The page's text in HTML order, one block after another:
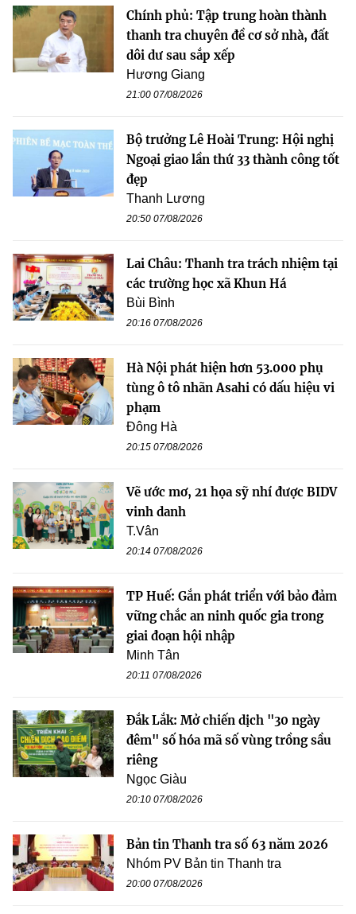
Chính phủ: Tập trung hoàn thành
thanh tra chuyên đề cơ sở nhà, đất
dôi dư sau sắp xếp
Hương Giang
21:00 07/08/2026
Bộ trưởng Lê Hoài Trung: Hội nghị
Ngoại giao lần thứ 33 thành công tốt
đẹp
Thanh Lương
20:50 07/08/2026
Lai Châu: Thanh tra trách nhiệm tại
các trường học xã Khun Há
Bùi Bình
20:16 07/08/2026
Hà Nội phát hiện hơn 53.000 phụ
tùng ô tô nhãn Asahi có dấu hiệu vi
phạm
Đông Hà
20:15 07/08/2026
Vẽ ước mơ, 21 họa sỹ nhí được BIDV
vinh danh
T.Vân
20:14 07/08/2026
TP Huế: Gắn phát triển với bảo đảm
vững chắc an ninh quốc gia trong
giai đoạn hội nhập
Minh Tân
20:11 07/08/2026
Đắk Lắk: Mở chiến dịch "30 ngày
đêm" số hóa mã số vùng trồng sầu
riêng
Ngọc Giàu
20:10 07/08/2026
Bản tin Thanh tra số 63 năm 2026
Nhóm PV Bản tin Thanh tra
20:00 07/08/2026